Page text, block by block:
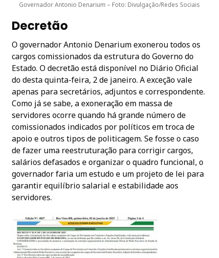
Governador Antonio Denarium – Foto: Divulgação/Redes Sociais
Decretão
O governador Antonio Denarium exonerou todos os
cargos comissionados da estrutura do Governo do
Estado. O decretão está disponível no Diário Oficial
do desta quinta-feira, 2 de janeiro. A exceção vale
apenas para secretários, adjuntos e correspondente.
Como já se sabe, a exoneração em massa de
servidores ocorre quando há grande número de
comissionados indicados por políticos em troca de
apoio e outros tipos de politicagem. Se fosse o caso
de fazer uma reestruturação para corrigir cargos,
salários defasados e organizar o quadro funcional, o
governador faria um estudo e um projeto de lei para
garantir equilíbrio salarial e estabilidade aos
servidores.